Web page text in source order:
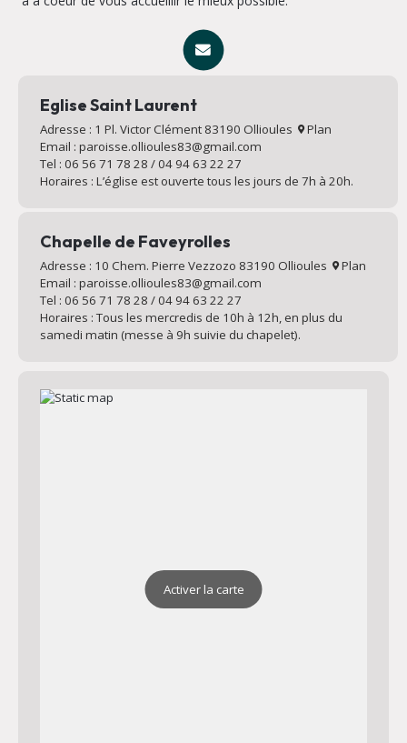
Eglise Saint Laurent
Adresse : 1 Pl. Victor Clément 83190 Ollioules
Plan
Email : paroisse.ollioules83@gmail.com
Tel : 06 56 71 78 28 / 04 94 63 22 27
Horaires : L’église est ouverte tous les jours de 7h à 20h.
Chapelle de Faveyrolles
Adresse : 10 Chem. Pierre Vezzozo 83190 Ollioules
Plan
Email : paroisse.ollioules83@gmail.com
Tel : 06 56 71 78 28 / 04 94 63 22 27
Horaires : Tous les mercredis de 10h à 12h, en plus du
samedi matin (messe à 9h suivie du chapelet).
Activer la carte